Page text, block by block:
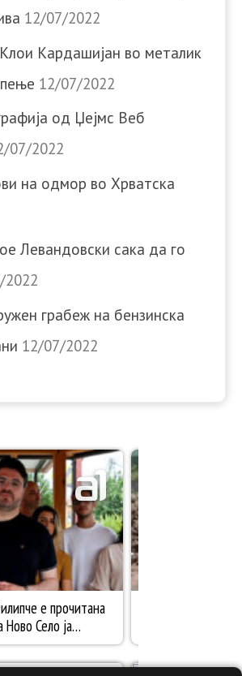
12/07/2022
Кардашијан во металик
12/07/2022
од Џејмс Веб
07/2022
на одмор во Хрватска
Левандовски сака да го
2022
грабеж на бензинска
12/07/2022